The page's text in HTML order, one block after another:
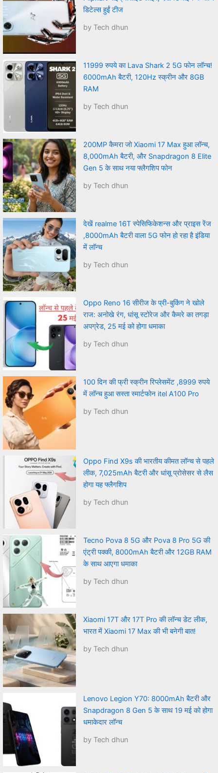
डिटेल्स हुईं टीज
by Tech dhun
11999 रुपये का Lava Shark 2 5G फोन लॉन्च!
6000mAh बैटरी, 120Hz स्क्रीन और 8GB
RAM
by Tech dhun
200MP कैमरा जो Xiaomi 17 Max हुआ लॉन्च,
8,000mAh बैटरी, और Snapdragon 8 Elite
Gen 5 के साथ नया फ्लैगशिप फोन
by Tech dhun
देखें realme 16T स्पेसिफिकेशन्स और प्राइस रेंज
,8000mAh बैटरी वाला 5G फोन हो रहा है इंडिया
में लॉन्च
by Tech dhun
Oppo Reno 16 सीरीज के प्री-बुकिंग ने खोले
राज: अनोखे रंग, धांसू स्टोरेज और कैमरे का तगड़ा
अपग्रेड, 25 मई को होगा धमाका
by Tech dhun
100 दिन की फ्री स्क्रीन रिप्लेसमेंट ,8999 रुपये
में लॉन्च हुआ सस्ता स्मार्टफोन itel A100 Pro
by Tech dhun
Oppo Find X9s की भारतीय कीमत लॉन्च से पहले
लीक, 7,025mAh बैटरी और धांसू प्रोसेसर से लैस
होगा यह फ्लैगशिप
by Tech dhun
Tecno Pova 8 5G और Pova 8 Pro 5G की
एंट्री पक्की, 8000mAh बैटरी और 12GB RAM
के साथ आएगा धमाका
by Tech dhun
Xiaomi 17T और 17T Pro की लॉन्च डेट लीक,
भारत में Xiaomi 17 Max की भी बनेगी बात!
by Tech dhun
Lenovo Legion Y70: 8000mAh बैटरी और
Snapdragon 8 Gen 5 के साथ 19 मई को होगा
धमाकेदार लॉन्च
by Tech dhun